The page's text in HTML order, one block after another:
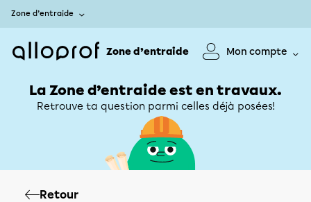
Zone d’entraide
Zone d’entraide Mon compte
La Zone d’entraide est en travaux.
Retrouve ta question parmi celles déjà posées!
Retour